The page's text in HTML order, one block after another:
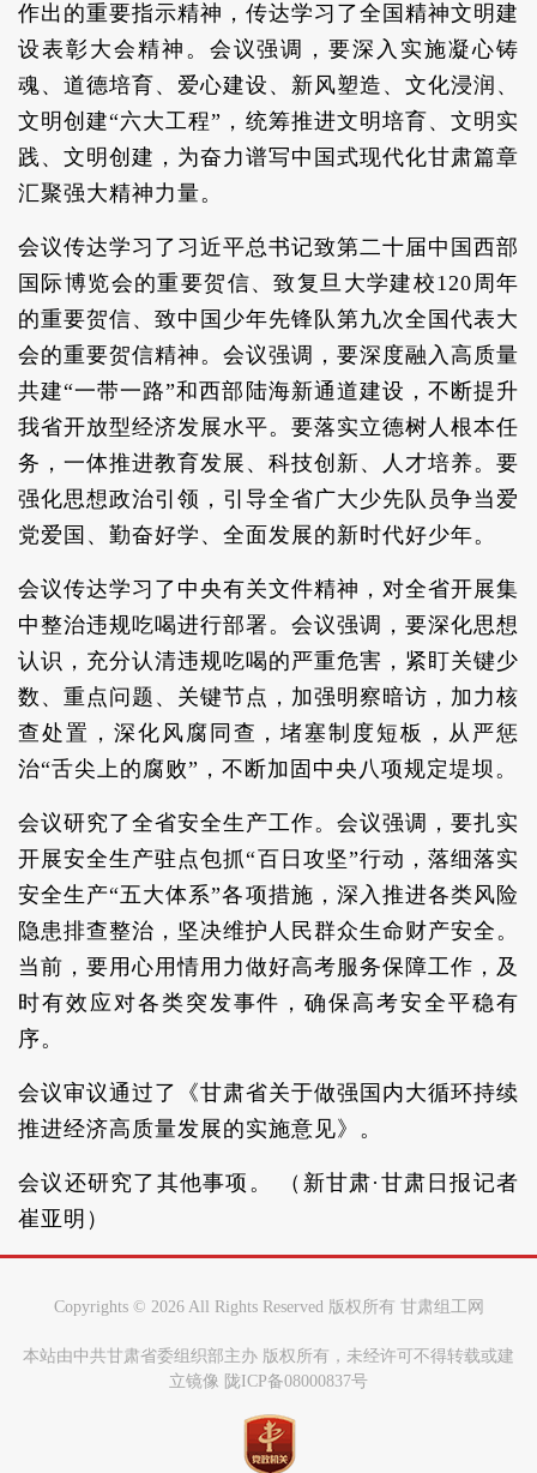
作出的重要指示精神，传达学习了全国精神文明建
设表彰大会精神。会议强调，要深入实施凝心铸
魂、道德培育、爱心建设、新风塑造、文化浸润、
文明创建“六大工程”，统筹推进文明培育、文明实
践、文明创建，为奋力谱写中国式现代化甘肃篇章
汇聚强大精神力量。
会议传达学习了习近平总书记致第二十届中国西部
国际博览会的重要贺信、致复旦大学建校120周年
的重要贺信、致中国少年先锋队第九次全国代表大
会的重要贺信精神。会议强调，要深度融入高质量
共建“一带一路”和西部陆海新通道建设，不断提升
我省开放型经济发展水平。要落实立德树人根本任
务，一体推进教育发展、科技创新、人才培养。要
强化思想政治引领，引导全省广大少先队员争当爱
党爱国、勤奋好学、全面发展的新时代好少年。
会议传达学习了中央有关文件精神，对全省开展集
中整治违规吃喝进行部署。会议强调，要深化思想
认识，充分认清违规吃喝的严重危害，紧盯关键少
数、重点问题、关键节点，加强明察暗访，加力核
查处置，深化风腐同查，堵塞制度短板，从严惩
治“舌尖上的腐败”，不断加固中央八项规定堤坝。
会议研究了全省安全生产工作。会议强调，要扎实
开展安全生产驻点包抓“百日攻坚”行动，落细落实
安全生产“五大体系”各项措施，深入推进各类风险
隐患排查整治，坚决维护人民群众生命财产安全。
当前，要用心用情用力做好高考服务保障工作，及
时有效应对各类突发事件，确保高考安全平稳有
序。
会议审议通过了《甘肃省关于做强国内大循环持续
推进经济高质量发展的实施意见》。
会议还研究了其他事项。 （新甘肃·甘肃日报记者
崔亚明）
Copyrights © 2026 All Rights Reserved 版权所有 甘肃组工网
本站由中共甘肃省委组织部主办 版权所有，未经许可不得转载或建
立镜像 陇ICP备08000837号